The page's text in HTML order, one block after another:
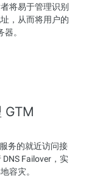
将易于管理识别
，从而将用户的
。
GTM
务的就近访问接
Failover，实
容灾。